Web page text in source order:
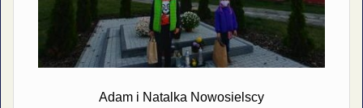
Adam i Natalka Nowosielscy